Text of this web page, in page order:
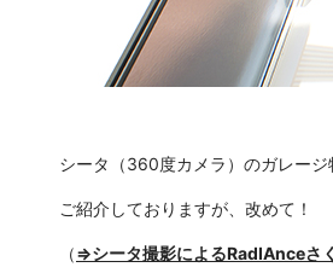
シータ（360度カメラ）のガレージ
ご紹介しておりますが、改めて！
（⇒シータ撮影によるRadIAnceさ